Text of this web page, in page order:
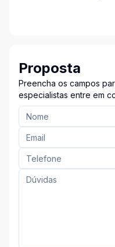
Proposta
Preencha os campos
especialistas entre em